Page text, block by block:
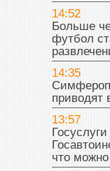
14:52
Больше
футбол
14:35
приводят
13:57
что